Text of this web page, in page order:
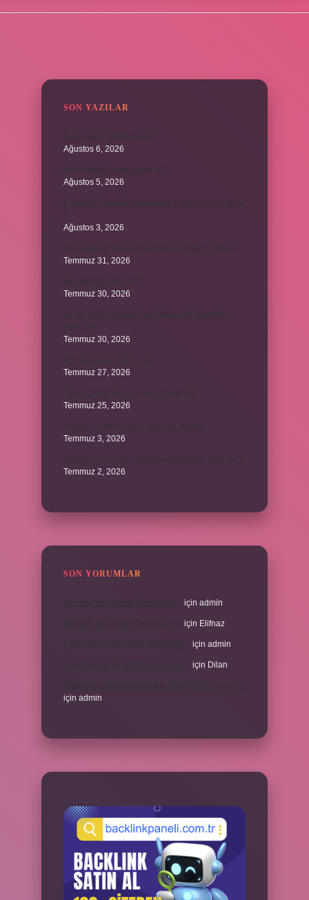
SON YAZILAR
Burs hangi tarihte kesilir ?
Ağustos 6, 2026
Avcı böreği fırında pişer mi ?
Ağustos 5, 2026
6 aylık bir bebeğe balkabağı çorbası nasıl yapılır
?
Ağustos 3, 2026
Sen Ağlama İstanbul’daki şarkıyı kim söylüyor ?
Temmuz 31, 2026
Itır yaprağı yenir mi ?
Temmuz 30, 2026
40 bin İhlâs okurken her defasında besmele
Temmuz 30, 2026
Temmuz 27, 2026
Tanju Çolak 39 golü hangi sene attı ?
Temmuz 25, 2026
Temmuz 3, 2026
Titanyum mu daha sağlam paslanmaz çelik mi ?
Temmuz 2, 2026
SON YORUMLAR
için admin
için Elifnaz
için admin
için Dilan
için admin